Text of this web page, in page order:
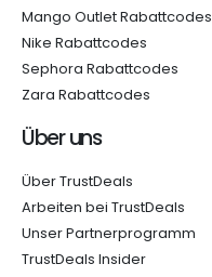
Mango Outlet Rabattcodes
Nike Rabattcodes
Sephora Rabattcodes
Zara Rabattcodes
Über uns
Über TrustDeals
Arbeiten bei TrustDeals
Unser Partnerprogramm
TrustDeals Insider